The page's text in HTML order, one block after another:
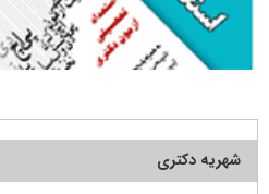
شهریه دکتری